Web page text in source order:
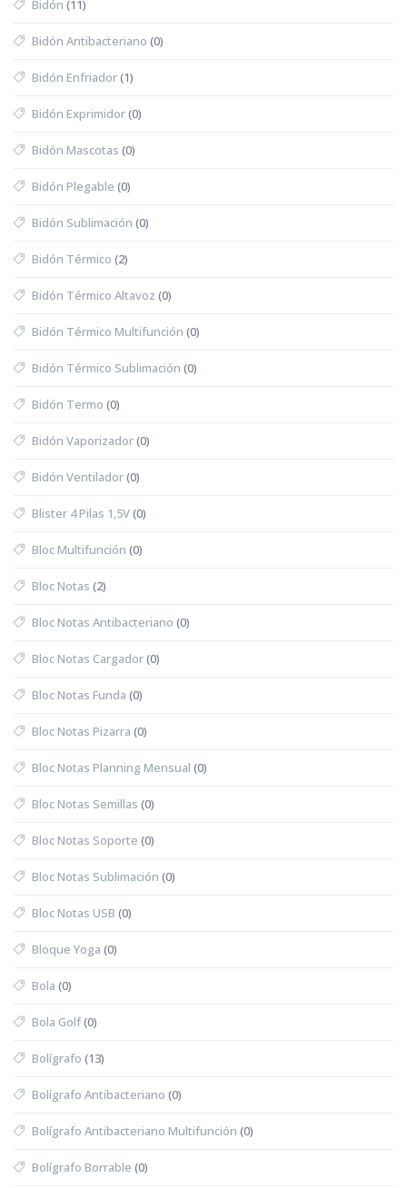
Bidón (11)
Bidón Antibacteriano (0)
Bidón Enfriador(1)
Bidón Exprimidor(0)
Bidón Mascotas (0)
Bidón Plegable (0)
Bidón Sublimación (0)
Bidón Térmico (2)
Bidón Térmico Altavoz (0)
Bidón Térmico Multifunción (0)
Bidón Térmico Sublimación (0)
Bidón Termo (0)
Bidón Vaporizador(0)
Bidón Ventilador(0)
Blister 4 Pilas 1,5V(0)
Bloc Multifunción (0)
Bloc Notas (2)
Bloc Notas Antibacteriano (0)
Bloc Notas Cargador(0)
Bloc Notas Funda (0)
Bloc Notas Pizarra (0)
Bloc Notas Planning Mensual (0)
Bloc Notas Semillas (0)
Bloc Notas Soporte (0)
Bloc Notas Sublimación (0)
Bloc Notas USB (0)
Bloque Yoga (0)
Bola (0)
Bola Golf(0)
Bolígrafo (13)
Bolígrafo Antibacteriano (0)
Bolígrafo Antibacteriano Multifunción (0)
Bolígrafo Borrable (0)